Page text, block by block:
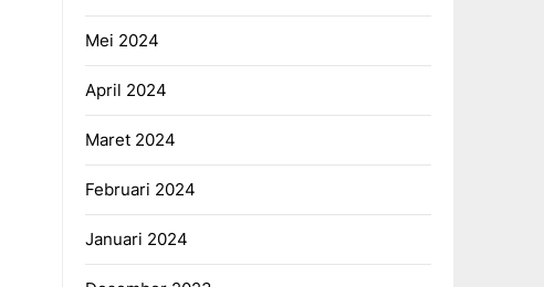
Mei 2024
April 2024
Maret 2024
Februari 2024
Januari 2024